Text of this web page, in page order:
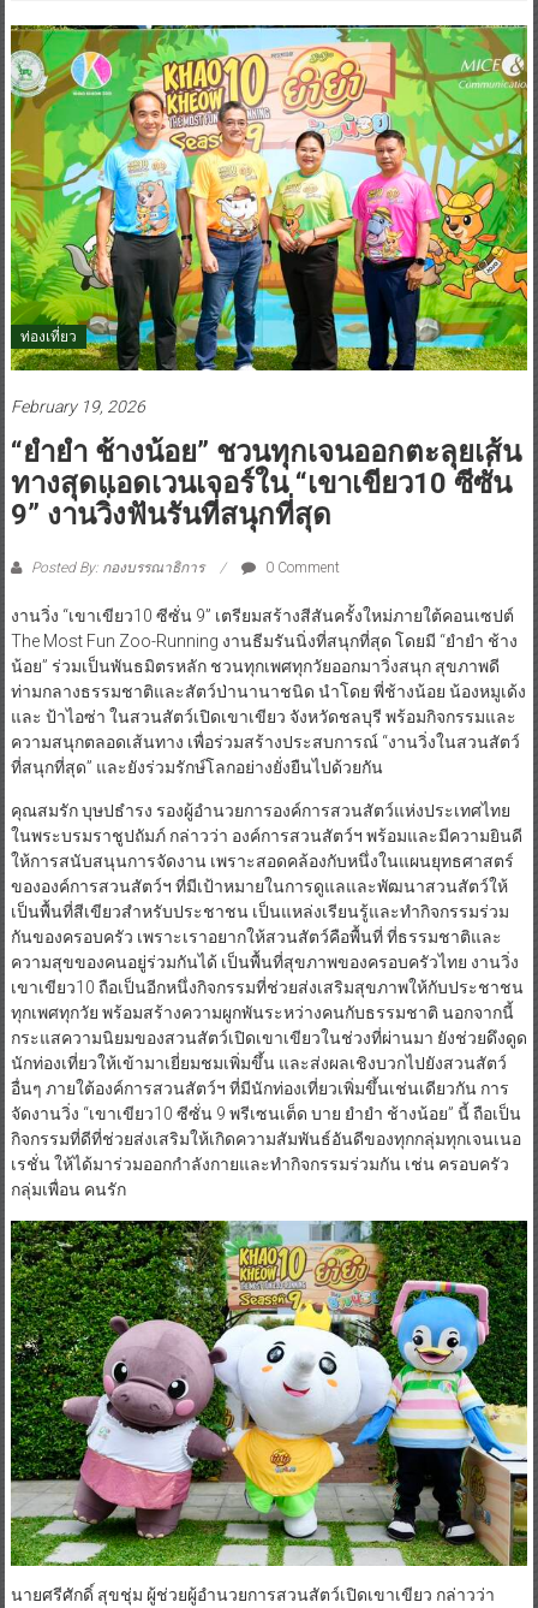
ท่องเที่ยว
February 19, 2026
“ยำยำ ช้างน้อย” ชวนทุกเจนออกตะลุยเส้น
ทางสุดแอดเวนเจอร์ใน “เขาเขียว10 ซีซั่น
9” งานวิ่งฟันรันที่สนุกที่สุด
Posted By: กองบรรณาธิการ 0 Comment
งานวิ่ง “เขาเขียว10 ซีซั่น 9” เตรียมสร้างสีสันครั้งใหม่ภายใต้คอนเซปต์
The Most Fun Zoo-Running งานธีมรันนิ่งที่สนุกที่สุด โดยมี “ยำยำ ช้าง
น้อย” ร่วมเป็นพันธมิตรหลัก ชวนทุกเพศทุกวัยออกมาวิ่งสนุก สุขภาพดี
ท่ามกลางธรรมชาติและสัตว์ป่านานาชนิด นำโดย พี่ช้างน้อย น้องหมูเด้ง
และ ป้าไอซ่า ในสวนสัตว์เปิดเขาเขียว จังหวัดชลบุรี พร้อมกิจกรรมและ
ความสนุกตลอดเส้นทาง เพื่อร่วมสร้างประสบการณ์ “งานวิ่งในสวนสัตว์
ที่สนุกที่สุด” และยังร่วมรักษ์โลกอย่างยั่งยืนไปด้วยกัน
คุณสมรัก บุษปธำรง รองผู้อำนวยการองค์การสวนสัตว์แห่งประเทศไทย
ในพระบรมราชูปถัมภ์ กล่าวว่า องค์การสวนสัตว์ฯ พร้อมและมีความยินดี
ให้การสนับสนุนการจัดงาน เพราะสอดคล้องกับหนึ่งในแผนยุทธศาสตร์
ขององค์การสวนสัตว์ฯ ที่มีเป้าหมายในการดูแลและพัฒนาสวนสัตว์ให้
เป็นพื้นที่สีเขียวสำหรับประชาชน เป็นแหล่งเรียนรู้และทำกิจกรรมร่วม
กันของครอบครัว เพราะเราอยากให้สวนสัตว์คือพื้นที่ ที่ธรรมชาติและ
ความสุขของคนอยู่ร่วมกันได้ เป็นพื้นที่สุขภาพของครอบครัวไทย งานวิ่ง
เขาเขียว10 ถือเป็นอีกหนึ่งกิจกรรมที่ช่วยส่งเสริมสุขภาพให้กับประชาชน
ทุกเพศทุกวัย พร้อมสร้างความผูกพันระหว่างคนกับธรรมชาติ นอกจากนี้
กระแสความนิยมของสวนสัตว์เปิดเขาเขียวในช่วงที่ผ่านมา ยังช่วยดึงดูด
นักท่องเที่ยวให้เข้ามาเยี่ยมชมเพิ่มขึ้น และส่งผลเชิงบวกไปยังสวนสัตว์
อื่นๆ ภายใต้องค์การสวนสัตว์ฯ ที่มีนักท่องเที่ยวเพิ่มขึ้นเช่นเดียวกัน การ
จัดงานวิ่ง “เขาเขียว10 ซีซั่น 9 พรีเซนเต็ด บาย ยำยำ ช้างน้อย” นี้ ถือเป็น
กิจกรรมที่ดีที่ช่วยส่งเสริมให้เกิดความสัมพันธ์อันดีของทุกกลุ่มทุกเจนเนอ
เรชั่น ให้ได้มาร่วมออกกำลังกายและทำกิจกรรมร่วมกัน เช่น ครอบครัว
กลุ่มเพื่อน คนรัก
นายศรีศักดิ์ สุขชุ่ม ผู้ช่วยผู้อำนวยการสวนสัตว์เปิดเขาเขียว กล่าวว่า